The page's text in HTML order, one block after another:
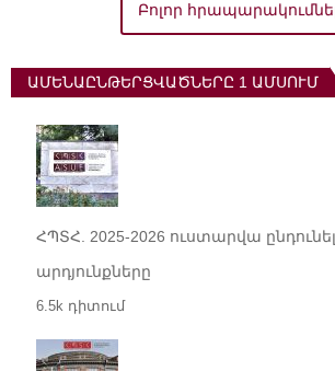
Բոլոր
ԱՄԵՆԱԸՆԹԵՐՑՎԱԾՆԵՐԸ 1 ԱՄՍՈՒՄ
ՀՊՏՀ. 2025-2026 ուստարվա
արդյունքները
6.5k դիտում